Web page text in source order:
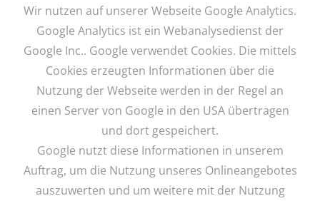
Wir nutzen auf unserer Webseite Google Analytics.
Google Analytics ist ein Webanalysedienst der
Google Inc.. Google verwendet Cookies. Die mittels
Cookies erzeugten Informationen über die
Nutzung der Webseite werden in der Regel an
einen Server von Google in den USA übertragen
und dort gespeichert.
Google nutzt diese Informationen in unserem
Auftrag, um die Nutzung unseres Onlineangebotes
auszuwerten und um weitere mit der Nutzung